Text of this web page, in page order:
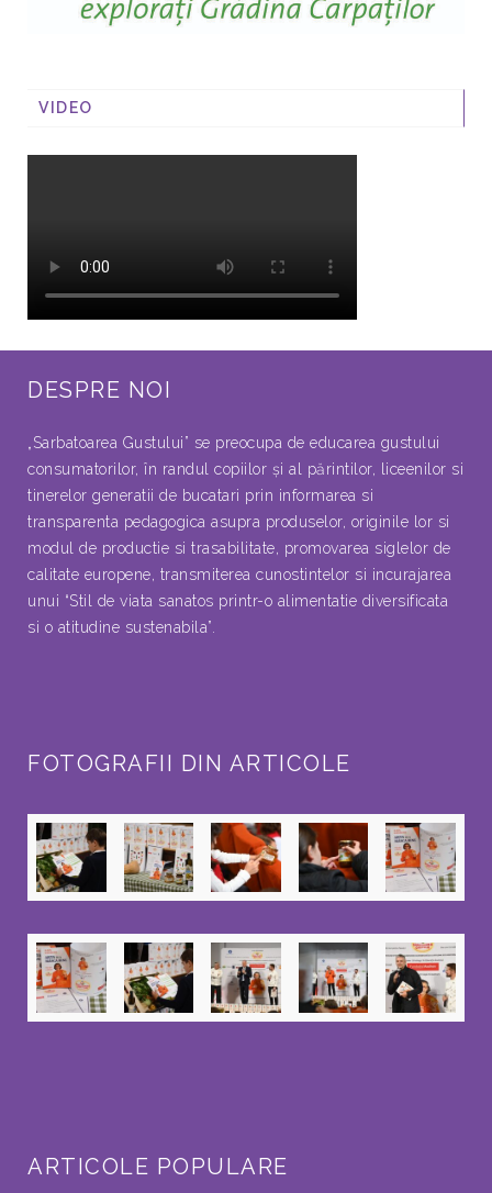
VIDEO
DESPRE NOI
„Sarbatoarea Gustului” se preocupa de educarea gustului
consumatorilor, în randul copiilor şi al părintilor, liceenilor si
tinerelor generatii de bucatari prin informarea si
transparenta pedagogica asupra produselor, originile lor si
modul de productie si trasabilitate, promovarea siglelor de
calitate europene, transmiterea cunostintelor si incurajarea
unui “Stil de viata sanatos printr-o alimentatie diversificata
si o atitudine sustenabila”.
FOTOGRAFII DIN ARTICOLE
ARTICOLE POPULARE